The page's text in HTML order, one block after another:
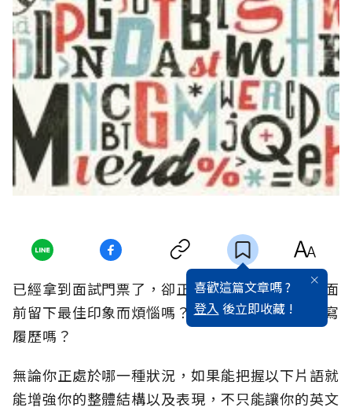
喜歡這篇文章嗎 ?
登入 後立即收藏 !
已經拿到面試門票了，卻正因不知道如何在考官面
前留下最佳印象而煩惱嗎？又或者你正在找工作寫
履歷嗎？
無論你正處於哪一種狀況，如果能把握以下片語就
能增強你的整體結構以及表現，不只能讓你的英文